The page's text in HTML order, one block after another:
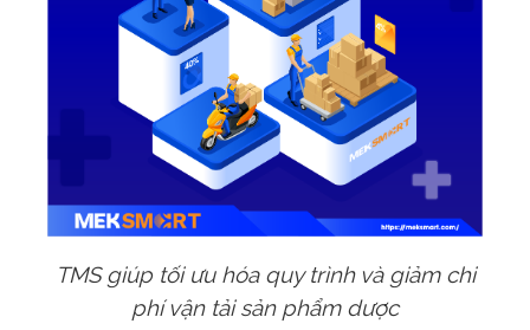
TMS giúp tối ưu hóa quy trình và giảm chi
phí vận tải sản phẩm dược